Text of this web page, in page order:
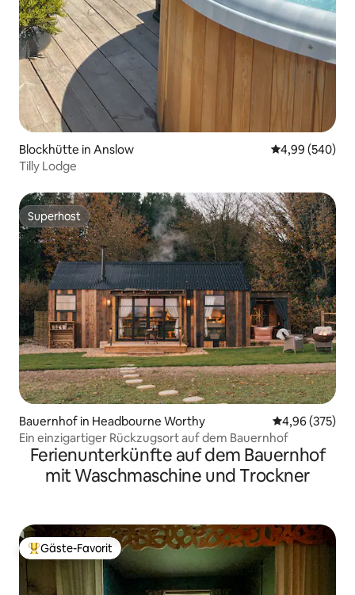
Blockhütte in Anslow
4,99 (540)
Tilly Lodge
Superhost
Superhost
Bauernhof in Headbourne Worthy
4,96 (375)
Ein einzigartiger Rückzugsort auf dem Bauernhof
Ferienunterkünfte auf dem Bauernhof
mit Waschmaschine und Trockner
Beliebter Gäste-Favorit.
Gäste-Favorit